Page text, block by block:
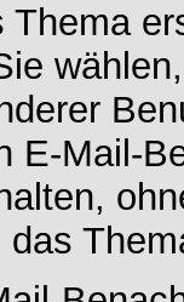
E-Mail-